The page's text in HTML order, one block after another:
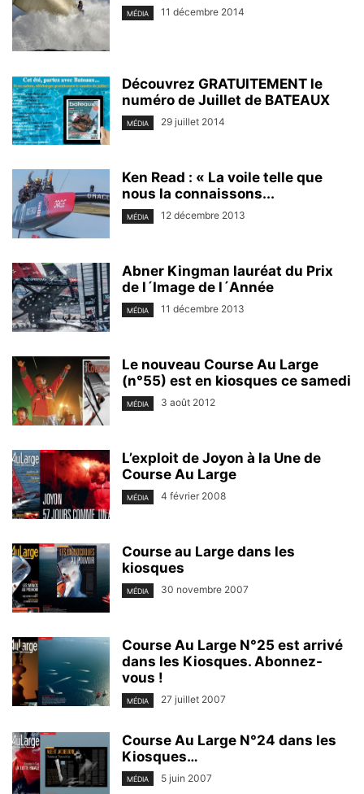
MÉDIA 11 décembre 2014
Découvrez GRATUITEMENT le
numéro de Juillet de BATEAUX
MÉDIA 29 juillet 2014
Ken Read : « La voile telle que
nous la connaissons...
MÉDIA 12 décembre 2013
Abner Kingman lauréat du Prix
de l´Image de l´Année
MÉDIA 11 décembre 2013
Le nouveau Course Au Large
(n°55) est en kiosques ce samedi
MÉDIA 3 août 2012
L’exploit de Joyon à la Une de
Course Au Large
MÉDIA 4 février 2008
Course au Large dans les
kiosques
MÉDIA 30 novembre 2007
Course Au Large N°25 est arrivé
dans les Kiosques. Abonnez-
vous !
MÉDIA 27 juillet 2007
Course Au Large N°24 dans les
Kiosques…
MÉDIA 5 juin 2007